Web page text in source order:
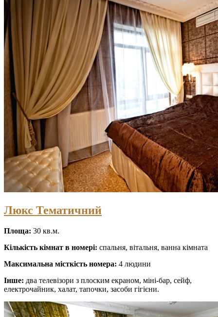
Люкс Тематичний
Площа: 30 кв.м.
Кількість кімнат в номері: спальня, вітальня, ванна кімната
Максимальна місткість номера: 4 людини
Інше: два телевізори з плоским екраном, міні-бар, сейф,
електрочайник, халат, тапочки, засоби гігієни.